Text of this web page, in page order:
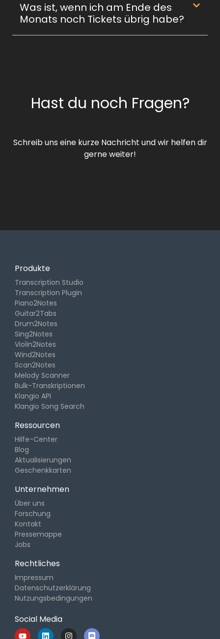
Was ist, wenn ich am Ende des
Monats noch Tickets übrig habe?
Hast du noch Fragen?
Schreib uns eine kurze Nachricht und wir helfen dir
gerne weiter!
Produkte
Transcription Studio
Transcription Plugin
Piano2Notes
Guitar2Tabs
Drum2Notes
Sing2Notes
Violin2Notes
Wind2Notes
Scan2Notes
Melody Scanner
Bulk-Transkriptionen
Klangio API
Klangio Song Search
Ressourcen
Hilfe-Center
Blog
Aktualisierungen
Geschenkkarten
Unternehmen
Über uns
Forschung
Kontakt
Pressemappe
Jobs
Rechtliches
Impressum
Datenschutzerklärung
Nutzungsbedingungen
Social Media